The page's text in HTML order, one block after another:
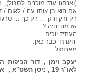
(ואנחנו עוד מוכנים
אם הוא בן אותו עם / לאום /
רק ורק ורק … רק כך …
אז מה יהיה ?
העתיד יוכיח.
והעתיד כבר כאן.
מאתמול.
יעקב וימן , דור הכיפות
לאו"ר 19 ,
ניסן תשס"א ,